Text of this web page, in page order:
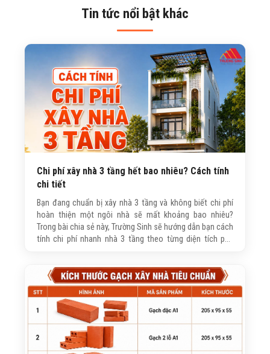
Tin tức nổi bật khác
Chi phí xây nhà 3 tầng hết bao nhiêu? Cách tính
chi tiết
Bạn đang chuẩn bị xây nhà 3 tầng và không biết chi phí
hoàn thiện một ngôi nhà sẽ mất khoảng bao nhiêu?
Trong bài chia sẻ này, Trường Sinh sẽ hướng dẫn bạn cách
tính chi phí nhanh nhà 3 tầng theo từng diện tích phổ